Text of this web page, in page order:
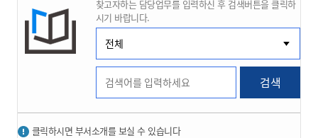
도
시
군
산
찾고자하는 담당업무를 입력하신 후 검색버튼을 클릭하
시기 바랍니다.
검색
클릭하시면 부서소개를 보실 수 있습니다